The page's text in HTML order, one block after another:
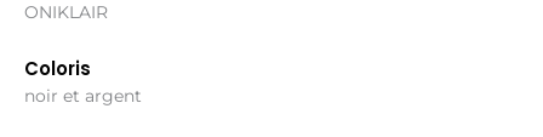
ONIKLAIR
Coloris
noir et argent